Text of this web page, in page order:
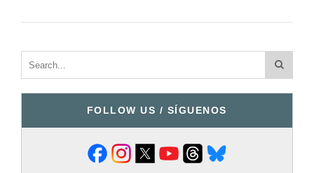
FOLLOW US / SÍGUENOS